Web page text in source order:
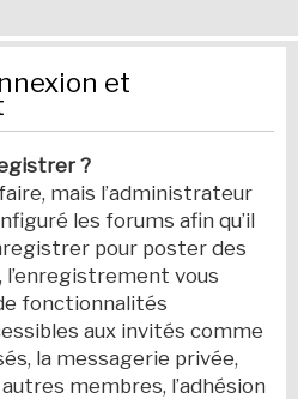
et
?
mais l’administrateur
les forums afin qu’il
pour poster des
l’enregistrement vous
fonctionnalités
aux invités comme
la messagerie privée,
membres, l’adhésion